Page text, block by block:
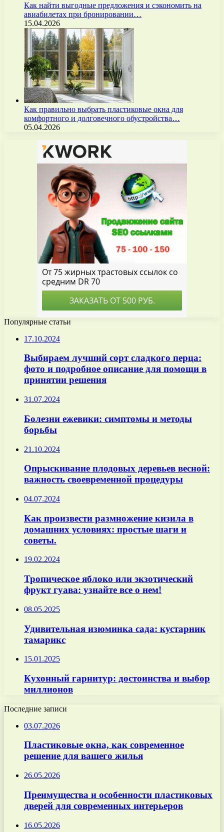
Как найти выгодные предложения и сэкономить на
авиабилетах при бронировании…
15.04.2026
Как правильно выбрать пластиковые окна для
комфортного и долговечного обустройства…
05.04.2026
Популярные статьи
17.10.2024
Выбираем лучший сорт сладкого перца:
фото и подробное описание для помощи в
принятии решения
31.07.2024
Болезни ежевики: симптомы и методы
борьбы
21.10.2024
Опрыскивание плодовых деревьев весной:
важность своевременной процедуры
04.07.2024
Как произвести размножение кизила в
домашних условиях: простые шаги и
советы.
19.02.2024
Тропическое яблоко или экзотический
фрукт гуава: узнайте все о нем!
08.05.2025
Удивительная изюминка сада: кустарник
тамарикс
15.01.2025
Кухонный гарнитур: достоинства и выбор
миллионов
Последние записи
03.07.2026
Пластиковые окна, как современное
решение для вашего жилья
26.05.2026
Преимущества и особенности пластиковых
дверей для современных интерьеров
16.05.2026